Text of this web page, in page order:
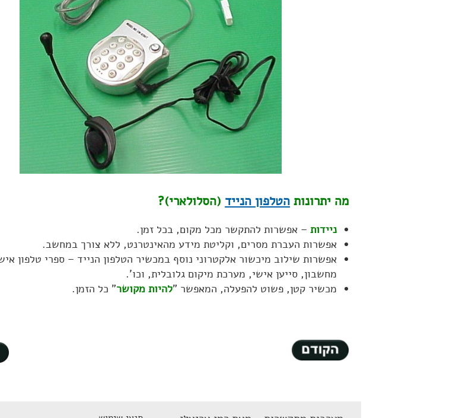
מה יתרונות הטלפון הנייד (הסלולארי)?
ניידות – אפשרות להתקשר מכל מקום, בכל זמן.
אפשרות העברת מסרים, וקליטת מידע מהאינטרנט, ללא צורך במחשב.
אפשרות שילוב מיכשור אלקטרוני נוסף במכשיר הטלפון הנייד – ספרי טלפון
מחשבון, סייען אישי, מערכת מיקום גלובלית, וכו'.
מכשיר קטן, פשוט להפעלה, המאפשר "להיות מקושר" כל הזמן.